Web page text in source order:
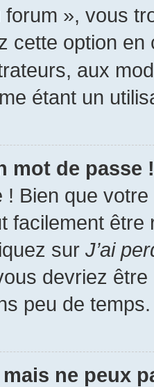
», vous
cette option
aux
étant un
mot de passe !
! Bien que
facilement
sur J’ai
devriez
peu de temps.
ne peux